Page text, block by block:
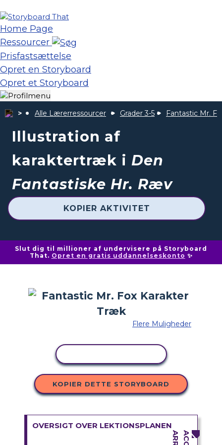
Home Page
Ressourcer
Prisfastsættelse
Opret en Storyboard
Opret et Storyboard
Alle Lærerressourcer Grader 3-5 Fantastic Mr.
Illustration af
karaktertræk i Den
Fantastiske Hr. Ræv
KOPIER AKTIVITET
Slut dig til millioner af undervisere på Storyboard
That. Opret en gratis uddannelseskonto ✨
Flere Muligheder
KOPIER DETTE STORYBOARD
OVERSIGT OVER LEKTIONSPLANEN